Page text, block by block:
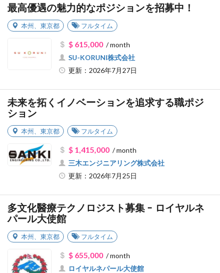
最高優遇の魅力的なポジションを招募中！
本州 東京都 フルタイム
$ 615,000/ month
SU-KORUNI株式会社
更新：2026年7月27日
未来を拓くイノベーションを追求する職ポジ
ション
本州 東京都 フルタイム
$ 1,415,000/ month
三木エンジニアリング株式会社
更新：2026年7月25日
多文化醫療テクノロジスト募集 - ロイヤルネ
パール大使館
本州 東京都 フルタイム
$ 655,000/ month
ロイヤルネパール大使館